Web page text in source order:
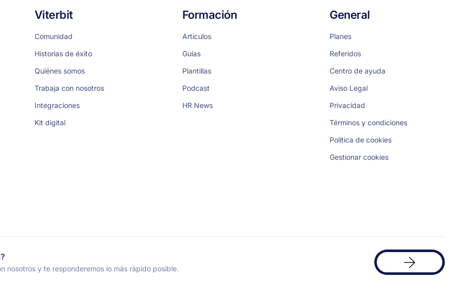
Viterbit
Comunidad
Historias de éxito
Quiénes somos
Trabaja con nosotros
Integraciones
Kit digital
Formación
Artículos
Guías
Plantillas
Podcast
HR News
General
Planes
Referidos
Centro de ayuda
Aviso Legal
Privacidad
Términos y condiciones
Política de cookies
Gestionar cookies
nosotros y te responderemos lo más rápido posible.
Solicita
una
demo